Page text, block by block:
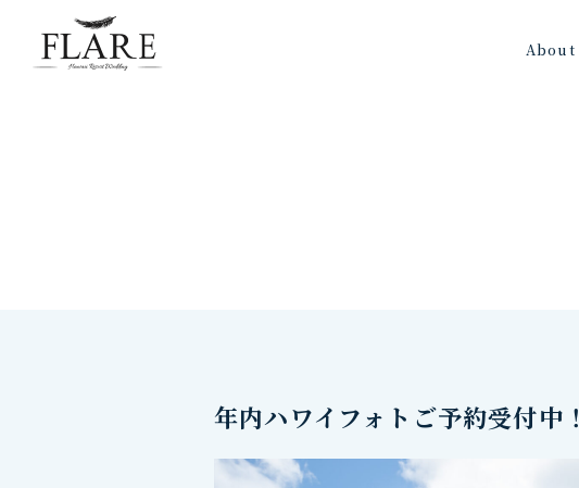
About
年内ハワイフォトご予約受付中！